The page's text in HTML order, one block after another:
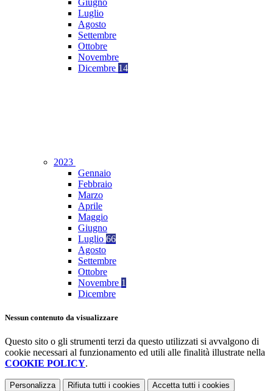
Giugno
Luglio
Agosto
Settembre
Ottobre
Novembre
Dicembre 14
2023
Gennaio
Febbraio
Marzo
Aprile
Maggio
Giugno
Luglio 66
Agosto
Settembre
Ottobre
Novembre 1
Dicembre
Nessun contenuto da visualizzare
Questo sito o gli strumenti terzi da questo utilizzati si avvalgono di
cookie necessari al funzionamento ed utili alle finalità illustrate nella
COOKIE POLICY.
Personalizza Rifiuta tutti i cookies Accetta tutti i cookies